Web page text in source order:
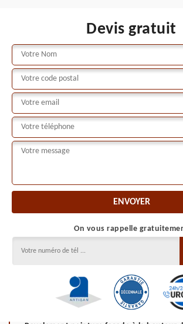
Devis gratuit
On vous rappelle